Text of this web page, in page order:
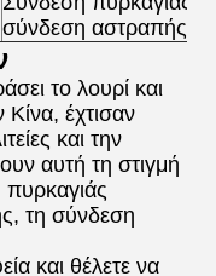
σύνδεση αστραπής
το λουρί και
έχτισαν
και την
αυτή τη στιγμή
πυρκαγιάς
τη σύνδεση
και θέλετε να